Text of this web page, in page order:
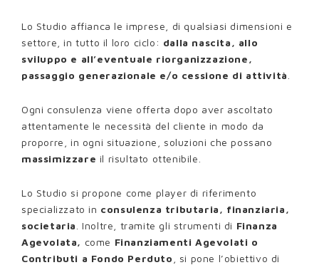
Lo Studio affianca le imprese, di qualsiasi dimensioni e
settore, in tutto il loro ciclo: dalla nascita, allo
sviluppo e all’eventuale riorganizzazione,
passaggio generazionale e/o cessione di attività
Ogni consulenza viene offerta dopo aver ascoltato
attentamente le necessità del cliente in modo da
proporre, in ogni situazione, soluzioni che possano
massimizzare il risultato ottenibile.
Lo Studio si propone come player di riferimento
specializzato in consulenza tributaria, finanziaria,
societaria
. Inoltre, tramite gli strumenti di Finanza
Agevolata, come Finanziamenti Agevolati o
Contributi a Fondo Perduto , si pone l’obiettivo di